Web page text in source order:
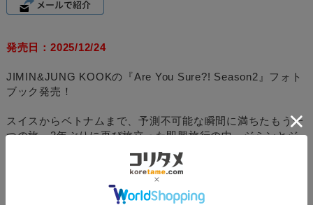
発売日：2025/12/24
JIMIN&JUNG KOOKの『Are You Sure?! Season2』フォト
ブック発売！
スイスからベトナムまで、予測不可能な瞬間に満ちたもう一
つの旅。2年ぶりに再び旅立った即興旅行の中、ジミンとジ
ョングクの自由で安らかな瞬間をいっぱい盛り込みました。
旅行先のムードに合わせてそれぞれ168ページ、44ページで
構成された2冊のフォトブックとともに、
ド映像を収録した69分の映像。2人の旅をリアルに感じられ